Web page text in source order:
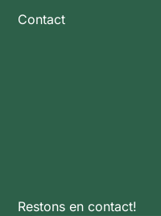
Contact
Restons en contact!